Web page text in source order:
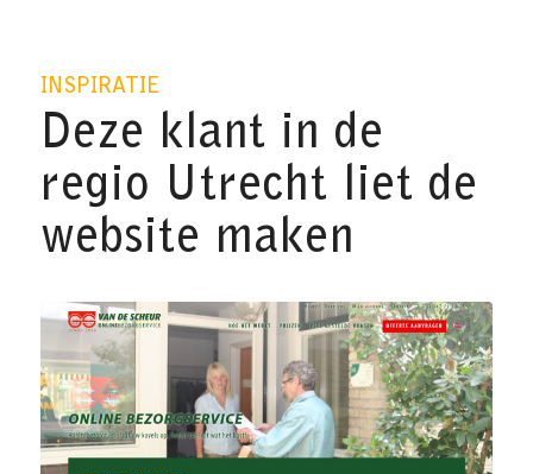
INSPIRATIE
Deze klant in de
regio Utrecht liet de
website maken